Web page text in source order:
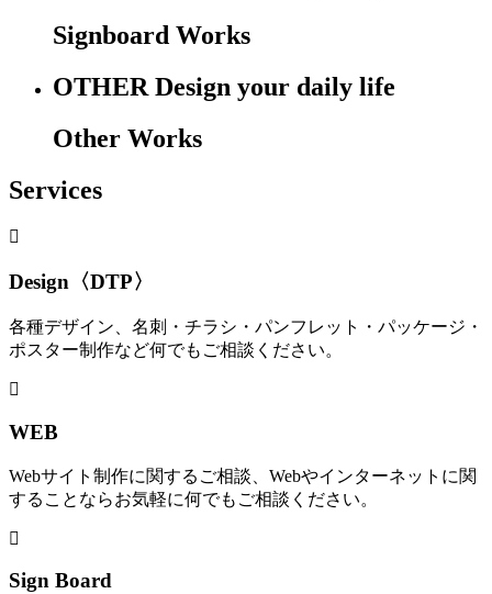
Signboard Works
OTHER Design your daily life
Other Works
Services
Design〈DTP〉
各種デザイン、名刺・チラシ・パンフレット・パッケージ・
ポスター制作など何でもご相談ください。
WEB
Webサイト制作に関するご相談、Webやインターネットに関
することならお気軽に何でもご相談ください。
Sign Board